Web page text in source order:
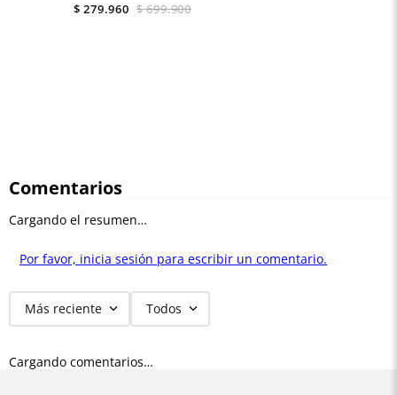
$ 699.900
$ 279.960
Comentarios
Cargando el resumen…
Por favor, inicia sesión para escribir un comentario.
Más reciente Todos
Cargando comentarios…